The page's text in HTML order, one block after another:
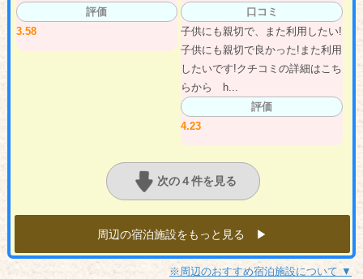
評価
3.58
口コミ
子供にも親切で、また利用したい!
子供にも親切で良かった!また利用
したいです!クチコミの詳細はこち
らから h...
評価
4.23
次の４件を見る
周辺の宿泊施設をもっと見る ▶︎
※周辺のおすすめ宿泊施設について ▼